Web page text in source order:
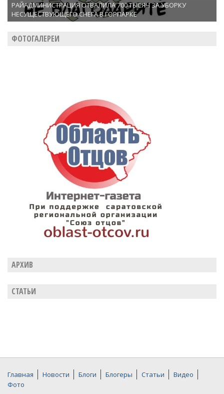
РАЙАДМИНИСТРАЦИЯ ОТВАЛИЛА 700 ТЫСЯЧ ЗА УБОРКУ
НЕСУЩЕСТВУЮЩЕГО СНЕГА В ГОРПАРКЕ
ФОТОГАЛЕРЕИ
АРХИВ
СТАТЬИ
Главная Новости Блоги Блогеры Статьи
Видео
Фото